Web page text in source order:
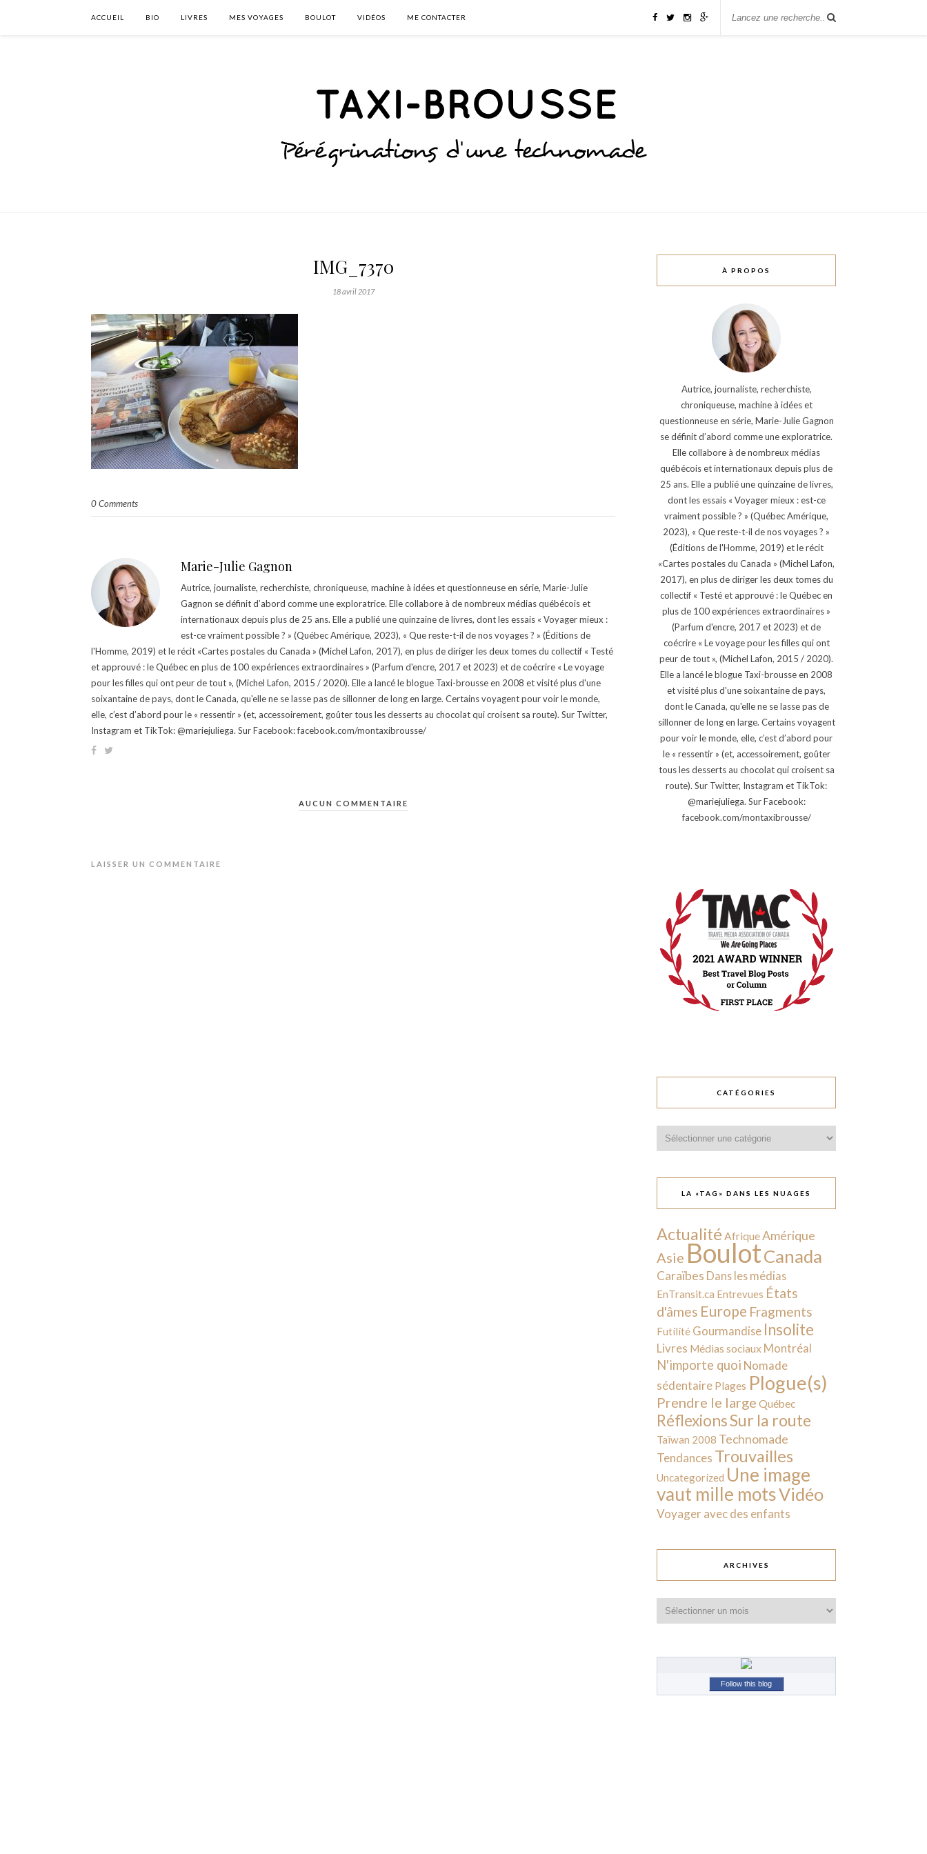
ACCUEIL BIO LIVRES MES VOYAGES BOULOT VIDÉOS ME CONTACTER
IMG_7370
18 avril 2017
0 Comments
Marie-Julie Gagnon
Autrice, journaliste, recherchiste, chroniqueuse, machine à idées et questionneuse en série, Marie-Julie
Gagnon se définit d’abord comme une exploratrice. Elle collabore à de nombreux médias québécois et
internationaux depuis plus de 25 ans. Elle a publié une quinzaine de livres, dont les essais « Voyager mieux :
est-ce vraiment possible ? » (Québec Amérique, 2023), « Que reste-t-il de nos voyages ? » (Éditions de
l'Homme, 2019) et le récit «Cartes postales du Canada » (Michel Lafon, 2017), en plus de diriger les deux tomes du collectif « Testé
et approuvé : le Québec en plus de 100 expériences extraordinaires » (Parfum d'encre, 2017 et 2023) et de coécrire « Le voyage
pour les filles qui ont peur de tout », (Michel Lafon, 2015 / 2020). Elle a lancé le blogue Taxi-brousse en 2008 et visité plus d'une
soixantaine de pays, dont le Canada, qu'elle ne se lasse pas de sillonner de long en large. Certains voyagent pour voir le monde,
elle, c’est d’abord pour le « ressentir » (et, accessoirement, goûter tous les desserts au chocolat qui croisent sa route). Sur Twitter,
Instagram et TikTok: @mariejuliega. Sur Facebook: facebook.com/montaxibrousse/
AUCUN COMMENTAIRE
LAISSER UN COMMENTAIRE
À PROPOS
Autrice, journaliste, recherchiste,
chroniqueuse, machine à idées et
questionneuse en série, Marie-Julie Gagnon
se définit d’abord comme une exploratrice.
Elle collabore à de nombreux médias
québécois et internationaux depuis plus de
25 ans. Elle a publié une quinzaine de livres,
dont les essais « Voyager mieux : est-ce
vraiment possible ? » (Québec Amérique,
2023), « Que reste-t-il de nos voyages ? »
(Éditions de l'Homme, 2019) et le récit
«Cartes postales du Canada » (Michel Lafon,
2017), en plus de diriger les deux tomes du
collectif « Testé et approuvé : le Québec en
plus de 100 expériences extraordinaires »
(Parfum d'encre, 2017 et 2023) et de
coécrire « Le voyage pour les filles qui ont
peur de tout », (Michel Lafon, 2015 / 2020).
Elle a lancé le blogue Taxi-brousse en 2008
et visité plus d'une soixantaine de pays,
dont le Canada, qu'elle ne se lasse pas de
sillonner de long en large. Certains voyagent
pour voir le monde, elle, c’est d’abord pour
le « ressentir » (et, accessoirement, goûter
tous les desserts au chocolat qui croisent sa
route). Sur Twitter, Instagram et TikTok:
@mariejuliega. Sur Facebook:
facebook.com/montaxibrousse/
CATÉGORIES
LA «TAG» DANS LES NUAGES
Actualité AfriqueAmérique
Asie BoulotCanada
Caraïbes Dans les médias
EnTransit.ca Entrevues États
d'âmes Europe Fragments
Futilité Gourmandise Insolite
Livres Médias sociaux Montréal
N'importe quoi Nomade
sédentaire Plages Plogue(s)
Prendre le large Québec
RéflexionsSur la route
Taïwan 2008 Technomade
Tendances Trouvailles
Uncategorized Une image
vaut mille motsVidéo
Voyager avec des enfants
ARCHIVES
Follow this blog